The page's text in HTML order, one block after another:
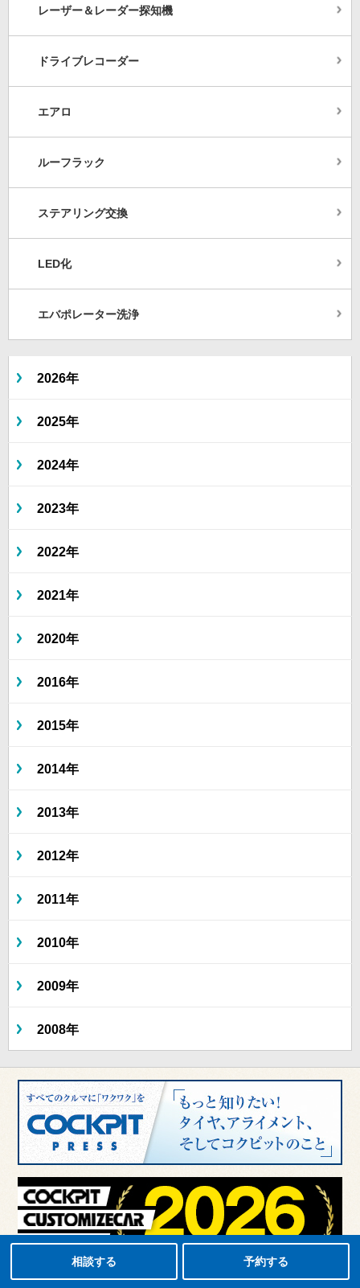
レーザー＆レーダー探知機
ドライブレコーダー
エアロ
ルーフラック
ステアリング交換
LED化
エバポレーター洗浄
2026年
2025年
2024年
2023年
2022年
2021年
2020年
2016年
2015年
2014年
2013年
2012年
2011年
2010年
2009年
2008年
相談する 予約する